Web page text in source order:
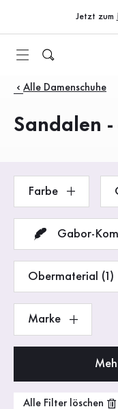
Zum Inhaltsverzeichnis
Zur Hauptnavigation
Jetzt zum
Produkte
Alle Damenschuhe
Sandalen
Farbe
Gabor-
Obermaterial (1)
Marke
Alle Filter löschen